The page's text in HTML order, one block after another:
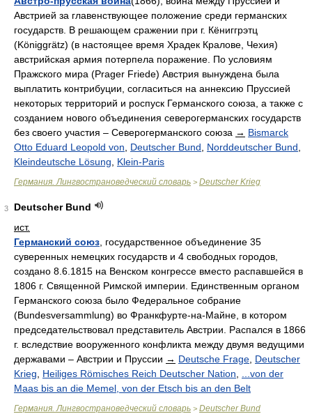
Австрией за главенствующее положение среди германских
государств. В решающем сражении при г. Кёниггрэтц
(Königgrätz) (в настоящее время Храдек Кралове, Чехия)
австрийская армия потерпела поражение. По условиям
Пражского мира (Prager Friede) Австрия вынуждена была
выплатить контрибуции, согласиться на аннексию Пруссией
некоторых территорий и роспуск Германского союза, а также с
созданием нового объединения северогерманских государств
без своего участия – Северогерманского союза → Bismarck
Otto Eduard Leopold von
Deutscher Bund Norddeutscher Bund
Kleindeutsche Lösung
Klein-Paris
Германия. Лингвострановедческий словарь > Deutscher Krieg
3
Deutscher Bund
ист.
Германский союз , государственное объединение 35
суверенных немецких государств и 4 свободных городов,
создано 8.6.1815 на Венском конгрессе вместо распавшейся в
1806 г. Священной Римской империи. Единственным органом
Германского союза было Федеральное собрание
(Bundesversammlung) во Франкфурте-на-Майне, в котором
председательствовал представитель Австрии. Распался в 1866
г. вследствие вооруженного конфликта между двумя ведущими
державами – Австрии и Пруссии → Deutsche Frage Deutscher
Krieg
Heiliges Römisches Reich Deutscher Nation
...von der
Maas bis an die Memel, von der Etsch bis an den Belt
Германия. Лингвострановедческий словарь > Deutscher Bund